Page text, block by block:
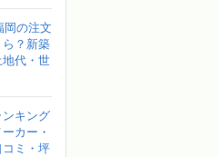
岡の注文
？新築
代・世
キング
カー・
ミ・坪